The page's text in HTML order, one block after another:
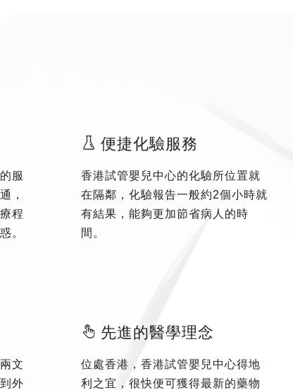
服
，
程
。
便捷化驗服務
香港試管嬰兒中心的化驗所位置就
在隔鄰，化驗報告一般約2個小時就
有結果，能夠更加節省病人的時
間。
文
外
先進的醫學理念
位處香港，香港試管嬰兒中心得地
利之宜，很快便可獲得最新的藥物